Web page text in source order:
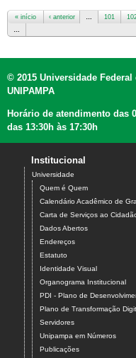
Páginas
« início ‹ anterior … 101
…
© 2015 Universidade Federal
UNIPAMPA
Horário de atendimento das
das 13:30h às 17:30h
Institucional
Universidade
Quem é Quem
Calendário Acadêmico de
Carta de Serviços ao
Dados Abertos
Endereços
Estatuto
Identidade Visual
Organograma Institucional
PDI - Plano de
Plano de Transformação
Servidores
Unipampa em Números
Publicações